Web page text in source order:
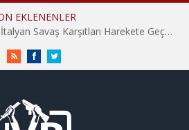
EKLENENLER
Hiroşima’nın 81. Yılında İtalyan Savaş Karşıtları Harekete Geçti: “Hatırlamak yeterli değil”
RSS FacebookTwitter